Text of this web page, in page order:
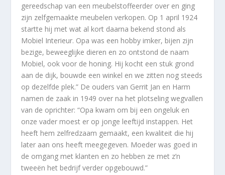
gereedschap van een meubelstoffeerder over en ging
zijn zelfgemaakte meubelen verkopen. Op 1 april 1924
startte hij met wat al kort daarna bekend stond als
Mobiel Interieur. Opa was een hobby imker, bijen zijn
bezige, beweeglijke dieren en zo ontstond de naam
Mobiel, ook voor de honing. Hij kocht een stuk grond
aan de dijk, bouwde een winkel en we zitten nog steeds
op dezelfde plek.” De ouders van Gerrit Jan en Harm
namen de zaak in 1949 over na het plotseling wegvallen
van de oprichter: “Opa kwam om bij een ongeluk en
onze vader moest er op jonge leeftijd instappen. Het
heeft hem zelfredzaam gemaakt, een kwaliteit die hij
later aan ons heeft meegegeven. Moeder was goed in
de omgang met klanten en zo hebben ze met z’n
tweeën het bedrijf verder opgebouwd.”